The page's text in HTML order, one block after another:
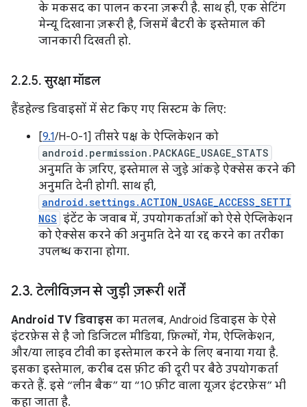
के मकसद का पालन करना ज़रूरी है. साथ ही, एक सेटिंग
मेन्यू दिखाना ज़रूरी है, जिसमें बैटरी के इस्तेमाल की
जानकारी दिखती हो.
2.2.5.सुरक्षा मॉडल
हैंडहेल्ड डिवाइसों में सेट किए गए सिस्टम के लिए:
[9.1/H-0-1] तीसरे पक्ष के ऐप्लिकेशन को
android.permission.PACKAGE_USAGE_STATS
अनुमति के ज़रिए, इस्तेमाल से जुड़े आंकड़े ऐक्सेस करने की
अनुमति देनी होगी. साथ ही,
android.settings.ACTION_USAGE_ACCESS_SETTI
NGS इंटेंट के जवाब में, उपयोगकर्ताओं को ऐसे ऐप्लिकेशन
को ऐक्सेस करने की अनुमति देने या रद्द करने का तरीका
उपलब्ध कराना होगा.
2.3. टेलीविज़न से जुड़ी ज़रूरी शर्तें
Android TV डिवाइस का मतलब, Android डिवाइस के ऐसे
इंटरफ़ेस से है जो डिजिटल मीडिया, फ़िल्मों, गेम, ऐप्लिकेशन,
और/या लाइव टीवी का इस्तेमाल करने के लिए बनाया गया है.
इसका इस्तेमाल, करीब दस फ़ीट की दूरी पर बैठे उपयोगकर्ता
करते हैं. इसे “लीन बैक” या “10 फ़ीट वाला यूज़र इंटरफ़ेस” भी
कहा जाता है.